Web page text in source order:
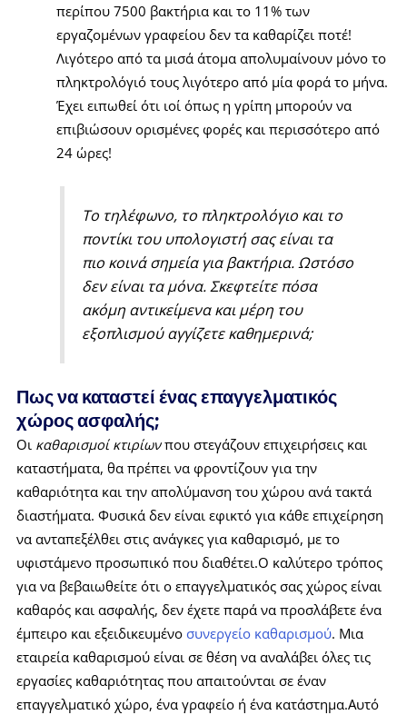
περίπου 7500 βακτήρια και το 11% των
εργαζομένων γραφείου δεν τα καθαρίζει ποτέ!
Λιγότερο από τα μισά άτομα απολυμαίνουν μόνο το
πληκτρολόγιό τους λιγότερο από μία φορά το μήνα.
Έχει ειπωθεί ότι ιοί όπως η γρίπη μπορούν να
επιβιώσουν ορισμένες φορές και περισσότερο από
24 ώρες!
Το τηλέφωνο, το πληκτρολόγιο και το
ποντίκι του υπολογιστή σας είναι τα
πιο κοινά σημεία για βακτήρια. Ωστόσο
δεν είναι τα μόνα. Σκεφτείτε πόσα
ακόμη αντικείμενα και μέρη του
εξοπλισμού αγγίζετε καθημερινά;
Πως να καταστεί ένας επαγγελματικός
χώρος ασφαλής;
Οι καθαρισμοί κτιρίωνπου στεγάζουν επιχειρήσεις και
καταστήματα, θα πρέπει να φροντίζουν για την
καθαριότητα και την απολύμανση του χώρου ανά τακτά
διαστήματα. Φυσικά δεν είναι εφικτό για κάθε επιχείρηση
να ανταπεξέλθει στις ανάγκες για καθαρισμό, με το
υφιστάμενο προσωπικό που διαθέτει.Ο καλύτερο τρόπος
για να βεβαιωθείτε ότι ο επαγγελματικός σας χώρος είναι
καθαρός και ασφαλής, δεν έχετε παρά να προσλάβετε ένα
έμπειρο και εξειδικευμένο συνεργείο καθαρισμού. Μια
εταιρεία καθαρισμού είναι σε θέση να αναλάβει όλες τις
εργασίες καθαριότητας που απαιτούνται σε έναν
επαγγελματικό χώρο, ένα γραφείο ή ένα κατάστημα.Αυτό